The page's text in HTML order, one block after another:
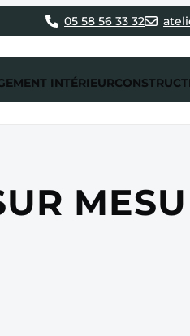
05 58 56 33 32
INTÉRIEUR